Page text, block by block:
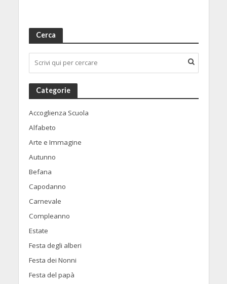
Cerca
Categorie
Accoglienza Scuola
Alfabeto
Arte e Immagine
Autunno
Befana
Capodanno
Carnevale
Compleanno
Estate
Festa degli alberi
Festa dei Nonni
Festa del papà